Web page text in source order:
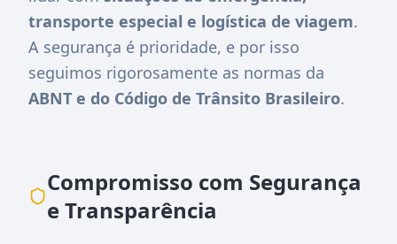
transporte especial e logística de viagem.
A segurança é prioridade, e por isso
seguimos rigorosamente as normas da
ABNT e do Código de Trânsito Brasileiro.
Compromisso com Segurança
e Transparência